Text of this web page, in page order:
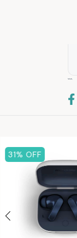
```
31% OFF